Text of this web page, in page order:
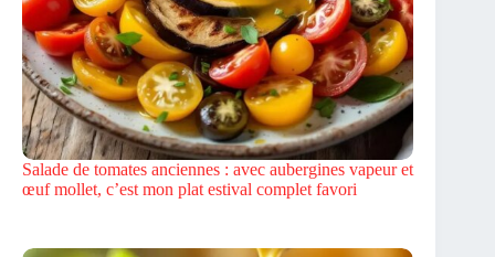
Salade de tomates anciennes : avec aubergines vapeur et
œuf mollet, c’est mon plat estival complet favori